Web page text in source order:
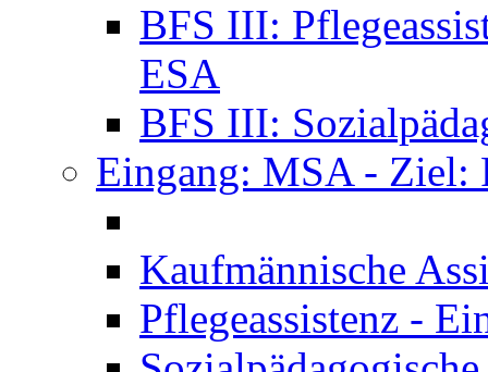
BFS III:
ESA
BFS III:
Eingang: MSA - Ziel:
Kaufmännische
Pflegeassistenz -